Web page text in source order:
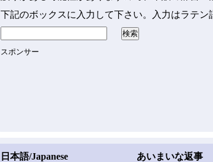
下記のボックスに入力して下さい。入力はラテン
日本語/Japanese あいまいな返事
スポンサー